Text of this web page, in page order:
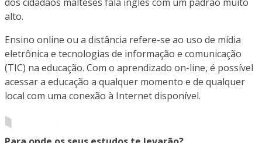
dos cidadãos malteses fala inglês com um padrão muito
alto.
Ensino online ou a distância refere-se ao uso de mídia
eletrônica e tecnologias de informação e comunicação
(TIC) na educação. Com o aprendizado on-line, é possível
acessar a educação a qualquer momento e de qualquer
local com uma conexão à Internet disponível.